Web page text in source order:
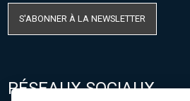
S'ABONNER À LA NEWSLETTER
RÉSEAUX SOCIAUX